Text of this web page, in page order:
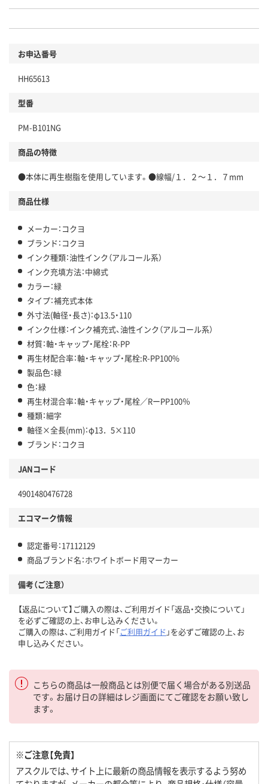
お申込番号
HH65613
型番
PM-B101NG
商品の特徴
●本体に再生樹脂を使用しています。●線幅/１．２～１．７mm
商品仕様
メーカー：コクヨ
ブランド：コクヨ
インク種類：油性インク（アルコール系）
インク充填方法：中綿式
カラー：緑
タイプ：補充式本体
外寸法(軸径・長さ)：φ13.5・110
インク仕様：インク補充式、油性インク（アルコール系）
材質：軸・キャップ・尾栓：R-PP
再生材配合率：軸・キャップ・尾栓:R-PP100%
製品色：緑
色：緑
再生材混合率：軸・キャップ・尾栓／RーPP100％
種類：細字
軸径×全長(mm)：φ13．5×110
ブランド：コクヨ
JANコード
4901480476728
エコマーク情報
認定番号：17112129
商品ブランド名：ホワイトボード用マーカー
備考（ご注意）
【返品について】ご購入の際は、ご利用ガイド「返品・交換について」
を必ずご確認の上、お申し込みください。
ご購入の際は、ご利用ガイド「ご利用ガイド 」を必ずご確認の上、お
申し込みください。
こちらの商品は一般商品とは別便で届く場合がある別送品
です。お届け日の詳細はレジ画面にてご確認をお願い致し
ます。
※ご注意【免責】
アスクルでは、サイト上に最新の商品情報を表示するよう努め